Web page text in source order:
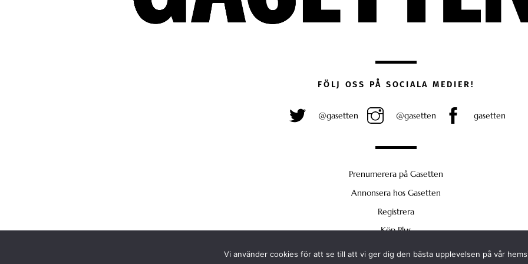
FÖLJ OSS PÅ SOCIALA MEDIER!
@gasetten @gasetten gasetten
Prenumerera på Gasetten
Annonsera hos Gasetten
Registrera
Köp Plus
Vi använder cookies för att se till att vi ger dig den bästa upplevelsen på vår